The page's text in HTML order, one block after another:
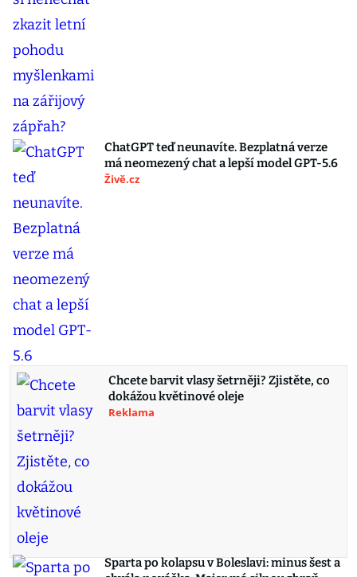
ChatGPT teď neunavíte. Bezplatná verze
má neomezený chat a lepší model GPT-5.6
Živě.cz
Chcete barvit vlasy šetrněji? Zjistěte, co
dokážou květinové oleje
Reklama
Sparta po kolapsu v Boleslavi: minus šest a